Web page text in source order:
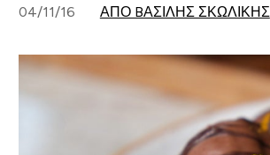
04/11/16 ΑΠΌ BΑΣΊΛΗΣ ΣΚΩΛΊΚΗΣ